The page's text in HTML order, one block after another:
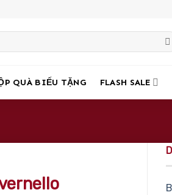
QUÀ BIẾU TẶNG FLASH SALE